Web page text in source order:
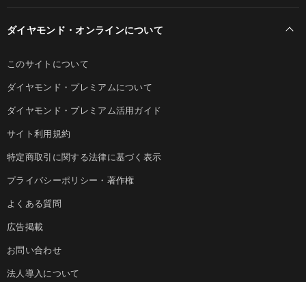
ダイヤモンド・オンラインについて
このサイトについて
ダイヤモンド・プレミアムについて
ダイヤモンド・プレミアム活用ガイド
サイト利用規約
特定商取引に関する法律に基づく表示
プライバシーポリシー・著作権
よくある質問
広告掲載
お問い合わせ
法人導入について